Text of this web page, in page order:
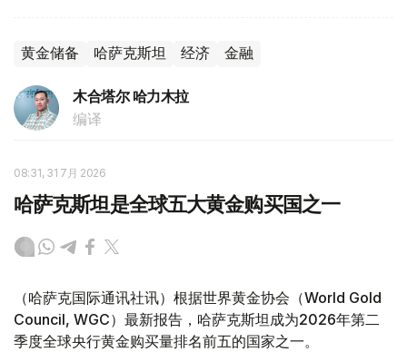
黄金储备 哈萨克斯坦 经济 金融
木合塔尔 哈力木拉
编译
08:31, 31 7月 2026
哈萨克斯坦是全球五大黄金购买国之一
（哈萨克国际通讯社讯）根据世界黄金协会（World Gold
Council, WGC）最新报告，哈萨克斯坦成为2026年第二
季度全球央行黄金购买量排名前五的国家之一。